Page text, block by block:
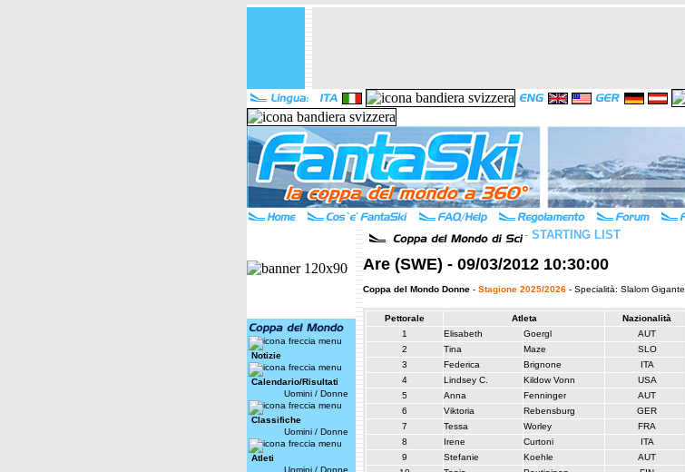
Notizie
Calendario/Risultati
Uomini / Donne
Classifiche
Uomini / Donne
Atleti
Uomini / Donne
- STARTING LIST
Are (SWE) - 09/03/2012 10:30:00
Coppa del Mondo Donne - Stagione 2025/2026 - Specialità: Slalom Gigante
Pettorale Atleta Nazionalità
1
Elisabeth Goergl AUT
2
Tina Maze SLO
3
Federica Brignone ITA
4
Lindsey C. Kildow Vonn USA
5
Anna Fenninger AUT
6
Viktoria Rebensburg GER
7
Tessa Worley FRA
8
Irene Curtoni ITA
9
Stefanie Koehle AUT